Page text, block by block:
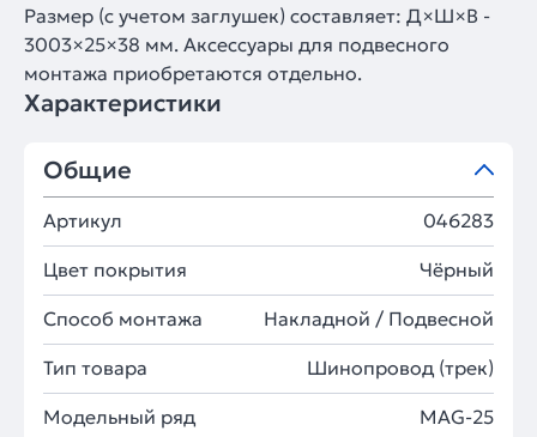
Размер (с учетом заглушек) составляет: Д×Ш×В -
3003×25×38 мм. Аксессуары для подвесного
монтажа приобретаются отдельно.
Характеристики
Общие
Артикул 046283
Цвет покрытия Чёрный
Способ монтажа Накладной / Подвесной
Тип товара Шинопровод (трек)
Модельный ряд MAG-25